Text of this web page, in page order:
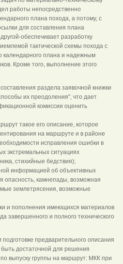
работы непосредственно
плана похода, а потому, с
для составления плана
обеспечивает разработку
тактической схемы похода с
календарного плана и надежным
Кроме того, выполнение этого
раздела заявочной книжки
их преодоления", что дает
комиссии оценить
такое его описание, которое
на маршруте и в районе
исправления ошибки в
экстремальных ситуациях
стихийные бедствия);
информацией об объективных
опасность, камнепады, возможная
землетрясения, возможные
и пополнения имеющихся материалов
завершенного и полного технического
предварительного описания
достаточной для решения
выпуску группы на маршрут: МКК при